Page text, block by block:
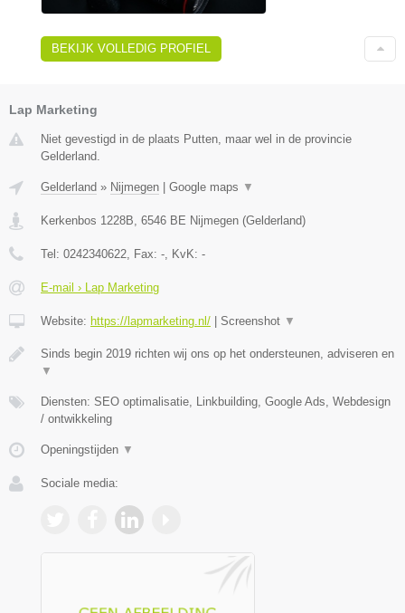
BEKIJK VOLLEDIG PROFIEL
Lap Marketing
Niet gevestigd in de plaats Putten, maar wel in de provincie
Gelderland.
Gelderland » Nijmegen | Google maps ▼
Kerkenbos 1228B 6546 BE Nijmegen (Gelderland)
Tel: 0242340622 , Fax: - , KvK: -
E-mail › Lap Marketing
Website: https://lapmarketing.nl/ | Screenshot ▼
Sinds begin 2019 richten wij ons op het ondersteunen, adviseren en
▼
Diensten: SEO optimalisatie, Linkbuilding, Google Ads, Webdesign
/ ontwikkeling
Openingstijden ▼
Sociale media: